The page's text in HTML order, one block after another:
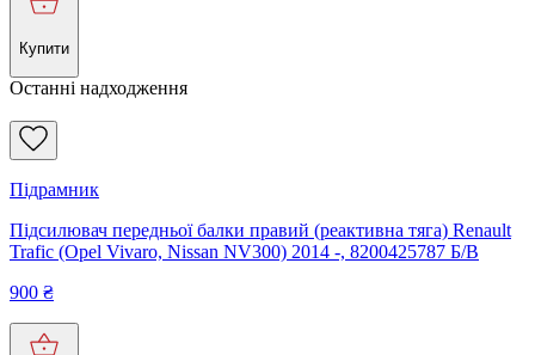
Купити
Останні надходження
Підрамник
Підсилювач передньої балки правий (реактивна тяга) Renault
Trafic (Opel Vivaro, Nissan NV300) 2014 -, 8200425787 Б/В
900 ₴